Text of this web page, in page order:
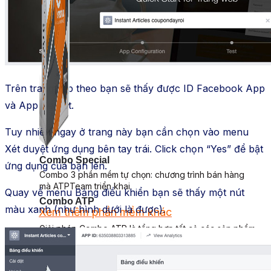
Combo Special
Combo 3 phần mềm tự chọn: chương trình bán hàng
mà ATPTeam triển khai.
Xem thêm phần mềm khác
Xem thêm phần mềm khác
Bảng Giá
Thanh Toán
Kiến Thức Marketing
Combo ATP
Giải pháp Combo ATP là tổng hợp tất cả các sản phẩm
hỗ trợ KDOL.
Trên trang tiếp theo bạn sẽ thấy được ID Facebook App
và App Secret.
Tuy nhiên ngay ở trang này bạn cần chọn vào menu
Xét duyệt ứng dụng bên tay trái. Click chọn “Yes” để bật
ứng dụng của bạn lên.
Quay về menu Bảng điều khiển bạn sẽ thấy một nút
màu xanh (như hình dưới là được).